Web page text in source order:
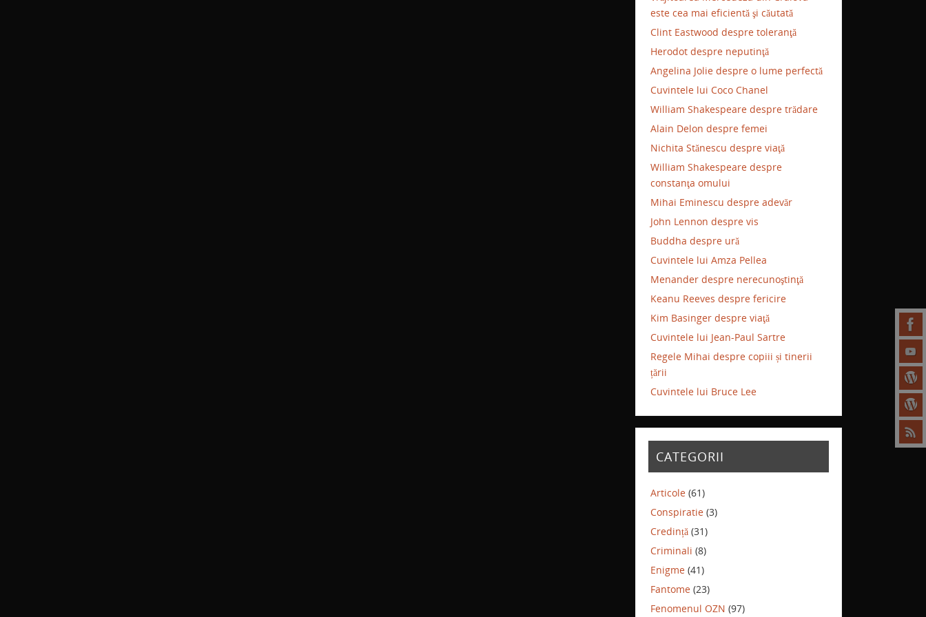
este cea mai eficientă şi căutată
Clint Eastwood despre toleranţă
Herodot despre neputinţă
Angelina Jolie despre o lume perfectă
Cuvintele lui Coco Chanel
William Shakespeare despre trădare
Alain Delon despre femei
Nichita Stănescu despre viaţă
William Shakespeare despre
constanţa omului
Mihai Eminescu despre adevăr
John Lennon despre vis
Buddha despre ură
Cuvintele lui Amza Pellea
Menander despre nerecunoştinţă
Keanu Reeves despre fericire
Kim Basinger despre viaţă
Cuvintele lui Jean-Paul Sartre
Regele Mihai despre copiii și tinerii
țării
Cuvintele lui Bruce Lee
CATEGORII
Articole (61)
Conspiratie (3)
Credință (31)
Criminali (8)
Enigme (41)
Fantome (23)
Fenomenul OZN (97)